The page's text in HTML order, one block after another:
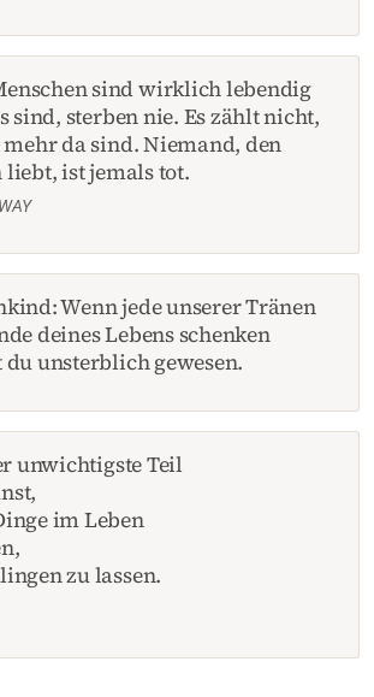
sind wirklich lebendig
sind, sterben nie. Es zählt nicht,
mehr da sind. Niemand, den
ist jemals tot.
Wenn jede unserer Tränen
deines Lebens schenken
unsterblich gewesen.
unwichtigste Teil
im Leben
zu lassen.